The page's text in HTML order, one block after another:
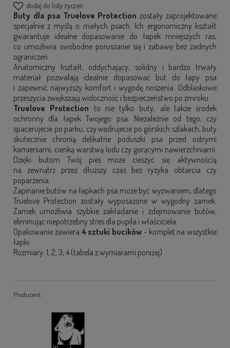
dodaj do listy życzeń
Buty dla psa Truelove Protection zostały zaprojektowane
specjalnie z myślą o małych psach. Ich ergonomiczny kształt
gwarantuje idealne dopasowanie do łapek mniejszych ras,
co umożliwia swobodne poruszanie się i zabawę bez żadnych
ograniczeń.
Anatomiczny kształt, oddychający, solidny i bardzo trwały
materiał pozwalają idealnie dopasować but do łapy psa
i zapewnić najwyższy komfort i wygodę noszenia. Odblaskowe
przeszycia zwiększają widoczność i bezpieczeństwo po zmroku.
Truelove Protection to nie tylko buty, ale także środek
ochronny dla łapek Twojego psa. Niezależnie od tego, czy
spacerujecie po parku, czy wędrujecie po górskich szlakach, buty
skutecznie chronią delikatne poduszki psa przed ostrymi
kamieniami, cienką warstwą lodu czy gorącymi nawierzchniami.
Dzięki butom Twój pies może cieszyć się aktywnością
na zewnątrz przez dłuższy czas bez ryzyka obtarcia czy
poparzenia.
Zapinanie butów na łapkach psa może być wyzwaniem, dlatego
Truelove Protection zostały wyposażone w wygodny zamek.
Zamek umożliwia szybkie zakładanie i zdejmowanie butów,
eliminując niepotrzebny stres dla pupila i właściciela.
Opakowanie zawiera 4 sztuki bucików - komplet na wszystkie
łapki.
Rozmiary: 1, 2, 3, 4 (tabela z wymiarami poniżej)
Producent: